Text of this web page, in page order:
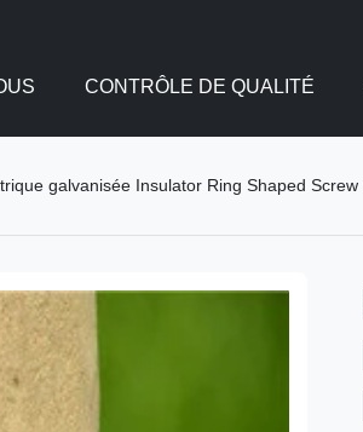
CONTRÔLE DE QUALITÉ
galvanisée Insulator Ring Shaped